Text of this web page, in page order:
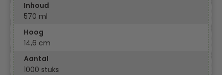
Inhoud
570 ml
Hoog
14,6 cm
Aantal
1000 stuks